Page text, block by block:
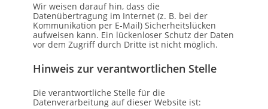
Wir weisen darauf hin, dass die
Datenübertragung im Internet (z. B. bei der
Kommunikation per E-Mail) Sicherheitslücken
aufweisen kann. Ein lückenloser Schutz der Daten
vor dem Zugriff durch Dritte ist nicht möglich.
Hinweis zur verantwortlichen Stelle
Die verantwortliche Stelle für die
Datenverarbeitung auf dieser Website ist: